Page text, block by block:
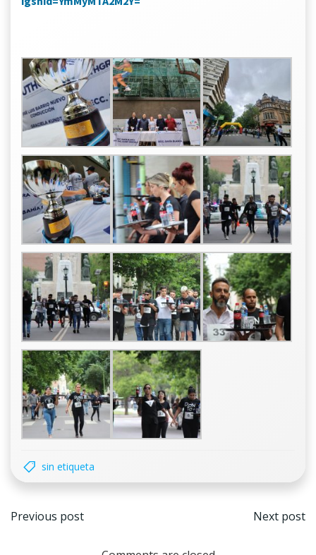
sin etiqueta
Navegación
Previous post Next post